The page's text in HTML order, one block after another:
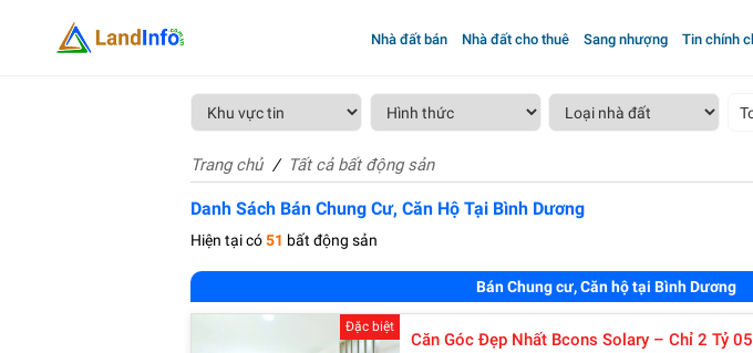
Nhà đất bán Nhà đất cho thuê Sang nhượng Tin chính
Trang chủ Tất cả bất động sản
Danh Sách Bán Chung Cư, Căn Hộ Tại Bình Dương
Hiện tại có51 bất động sản
Bán Chung cư, Căn hộ tại Bình Dương
Đặc biệt